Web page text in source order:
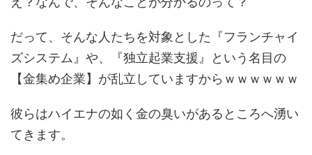
だって、そんな人たちを対象とした『フランチャイ
ズシステム』や、『独立起業支援』という名目の
【金集め企業】が乱立していますからｗｗｗｗｗｗ
彼らはハイエナの如く金の臭いがあるところへ湧い
てきます。